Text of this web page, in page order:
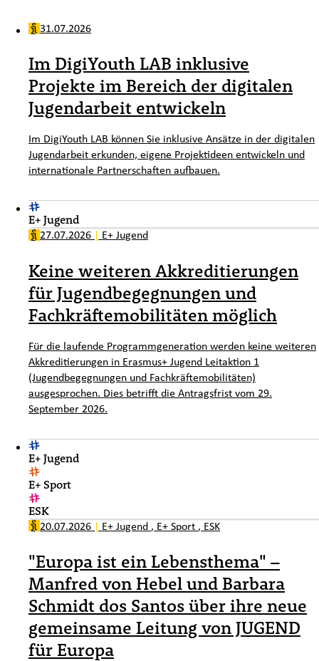
31.07.2026
Im DigiYouth LAB inklusive
Projekte im Bereich der digitalen
Jugendarbeit entwickeln
Im DigiYouth LAB können Sie inklusive Ansätze in der digitalen
Jugendarbeit erkunden, eigene Projektideen entwickeln und
internationale Partnerschaften aufbauen.
E+ Jugend
27.07.2026 | E+ Jugend
Keine weiteren Akkreditierungen
für Jugendbegegnungen und
Fachkräftemobilitäten möglich
Für die laufende Programmgeneration werden keine weiteren
Akkreditierungen in Erasmus+ Jugend Leitaktion 1
(Jugendbegegnungen und Fachkräftemobilitäten)
ausgesprochen. Dies betrifft die Antragsfrist vom 29.
September 2026.
E+ Jugend
E+ Sport
ESK
20.07.2026 | E+ Jugend , E+ Sport , ESK
"Europa ist ein Lebensthema" –
Manfred von Hebel und Barbara
Schmidt dos Santos über ihre neue
gemeinsame Leitung von JUGEND
für Europa